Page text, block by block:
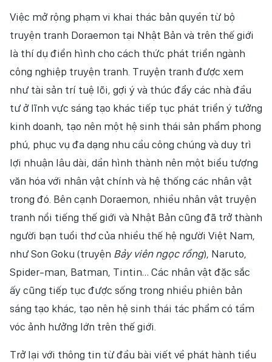
Việc mở rộng phạm vi khai thác bản quyền từ bộ
truyện tranh Doraemon tại Nhật Bản và trên thế giới
là thí dụ điển hình cho cách thức phát triển ngành
công nghiệp truyện tranh. Truyện tranh được xem
như tài sản trí tuệ lõi, gợi ý và thúc đẩy các nhà đầu
tư ở lĩnh vực sáng tạo khác tiếp tục phát triển ý tưởng
kinh doanh, tạo nên một hệ sinh thái sản phẩm phong
phú, phục vụ đa dạng nhu cầu công chúng và duy trì
lợi nhuận lâu dài, dần hình thành nên một biểu tượng
văn hóa với nhân vật chính và hệ thống các nhân vật
trong đó. Bên cạnh Doraemon, nhiều nhân vật truyện
tranh nổi tiếng thế giới và Nhật Bản cũng đã trở thành
người bạn tuổi thơ của nhiều thế hệ người Việt Nam,
như Son Goku (truyện Bảy viên ngọc rồng), Naruto,
Spider-man, Batman, Tintin… Các nhân vật đặc sắc
ấy cũng tiếp tục được sống trong nhiều phiên bản
sáng tạo khác, tạo nên hệ sinh thái tác phẩm có tầm
vóc ảnh hưởng lớn trên thế giới.
Trở lại với thông tin từ đầu bài viết về phát hành tiểu